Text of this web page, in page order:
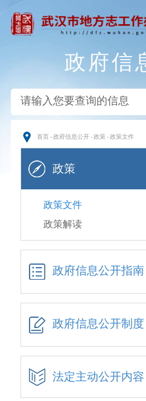
政府信
首页 - 政府信息公开 - 政策 - 政策文件
政策
政策文件
政策解读
政府信息公开指南
政府信息公开制度
法定主动公开内容